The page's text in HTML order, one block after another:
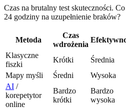
Czas na brutalny test skuteczności.
24 godziny na uzupełnienie braków?
Metoda
Czas
wdrożenia
Klasyczne
fiszki
Krótki Średnia
Mapy myśli
Średni Wysoka
AI /
korepetytor
online
Bardzo
krótki
Bardzo
wysoka